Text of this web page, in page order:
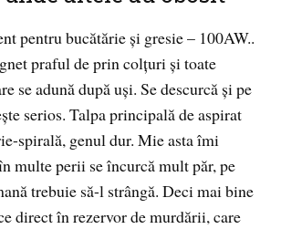
pentru bucătărie și gresie – 100AW..
praful de prin colțuri și toate
se adună după uși. Se descurcă și pe
serios. Talpa principală de aspirat
spirală, genul dur. Mie asta îmi
multe perii se încurcă mult păr, pe
trebuie să-l strângă. Deci mai bine
direct în rezervor de murdării, care